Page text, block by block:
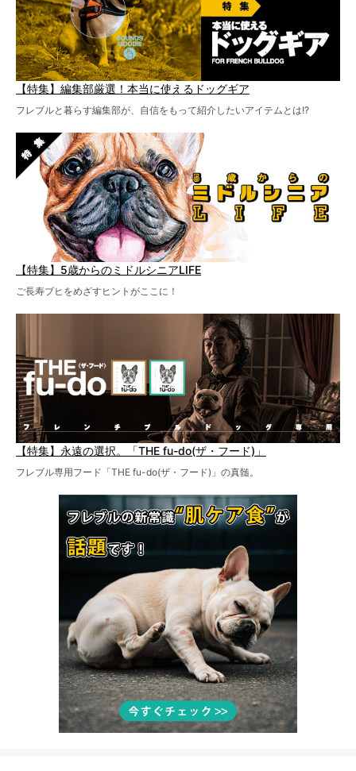
【特集】編集部厳選！本当に使えるドッグギア
フレブルと暮らす編集部が、自信をもって紹介したいアイテムとは!?
【特集】5歳からのミドルシニアLIFE
ご長寿ブヒをめざすヒントがここに！
【特集】永遠の選択。「THE fu-do(ザ・フード)」
フレブル専用フード「THE fu-do(ザ・フード)」の真髄。